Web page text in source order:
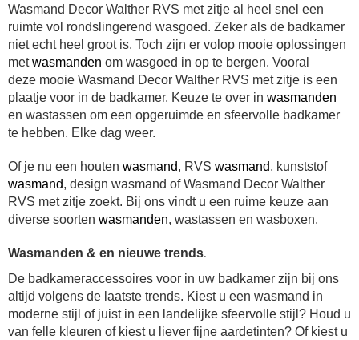
Wasmand Decor Walther RVS met zitje al heel snel een
ruimte vol rondslingerend wasgoed. Zeker als de badkamer
niet echt heel groot is. Toch zijn er volop mooie oplossingen
metwasmanden om wasgoed in op te bergen. Vooral
deze mooie Wasmand Decor Walther RVS met zitje is een
plaatje voor in de badkamer. Keuze te over in wasmanden
en wastassen om een opgeruimde en sfeervolle badkamer
te hebben. Elke dag weer.
Of je nu een houten wasmand, RVS wasmand, kunststof
wasmand, design wasmand of Wasmand Decor Walther
RVS met zitje zoekt. Bij ons vindt u een ruime keuze aan
diverse soorten wasmanden, wastassen en wasboxen.
Wasmanden & en nieuwe trends.
De badkameraccessoires voor in uw badkamer zijn bij ons
altijd volgens de laatste trends. Kiest u een wasmand in
moderne stijl of juist in een landelijke sfeervolle stijl? Houd u
van felle kleuren of kiest u liever fijne aardetinten? Of kiest u